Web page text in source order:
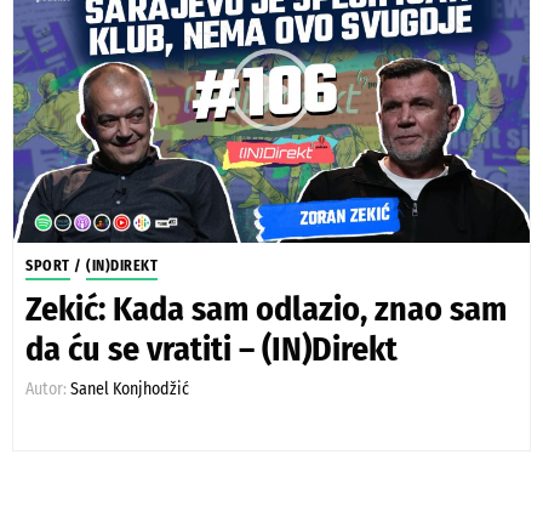
SPORT / (IN)DIREKT
Zekić: Kada sam odlazio, znao sam
da ću se vratiti – (IN)Direkt
Autor: Sanel Konjhodžić